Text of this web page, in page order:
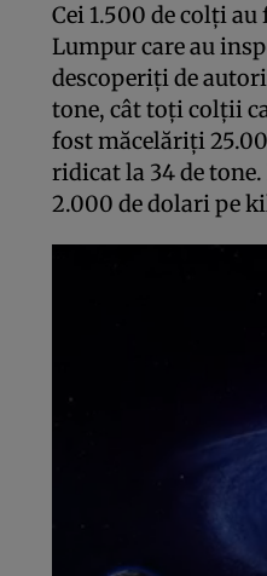
Cei 1.500 de colţi
Lumpur care au
descoperiţi de
tone, cât toţi colţii
fost măcelăriţi
ridicat la 34 de
2.000 de dolari pe